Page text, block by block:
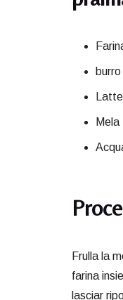
Frulla la
farina
lasciar